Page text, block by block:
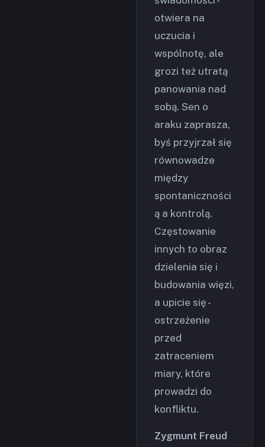
otwiera na
uczucia i
wspólnotę, ale
grozi też utratą
panowania nad
sobą. Sen o
araku zaprasza,
byś przyjrzał się
równowadze
między
spontaniczności
ą a kontrolą.
Częstowanie
innych to obraz
dzielenia się i
budowania więzi,
a upicie się -
ostrzeżenie
przed
zatraceniem
miary, które
prowadzi do
konfliktu.
Zygmunt Freud